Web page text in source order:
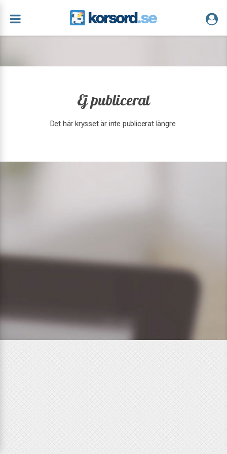
Ej publicerat
Det här krysset är inte publicerat längre.